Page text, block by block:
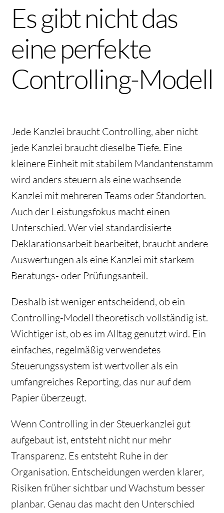
Es gibt nicht das
eine perfekte
Controlling-Modell
Jede Kanzlei braucht Controlling, aber nicht
jede Kanzlei braucht dieselbe Tiefe. Eine
kleinere Einheit mit stabilem Mandantenstamm
wird anders steuern als eine wachsende
Kanzlei mit mehreren Teams oder Standorten.
Auch der Leistungsfokus macht einen
Unterschied. Wer viel standardisierte
Deklarationsarbeit bearbeitet, braucht andere
Auswertungen als eine Kanzlei mit starkem
Beratungs- oder Prüfungsanteil.
Deshalb ist weniger entscheidend, ob ein
Controlling-Modell theoretisch vollständig ist.
Wichtiger ist, ob es im Alltag genutzt wird. Ein
einfaches, regelmäßig verwendetes
Steuerungssystem ist wertvoller als ein
umfangreiches Reporting, das nur auf dem
Papier überzeugt.
Wenn Controlling in der Steuerkanzlei gut
aufgebaut ist, entsteht nicht nur mehr
Transparenz. Es entsteht Ruhe in der
Organisation. Entscheidungen werden klarer,
Risiken früher sichtbar und Wachstum besser
planbar. Genau das macht den Unterschied